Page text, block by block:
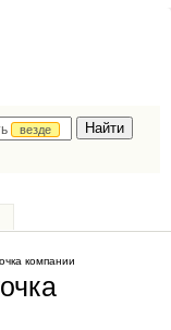
везде
компании